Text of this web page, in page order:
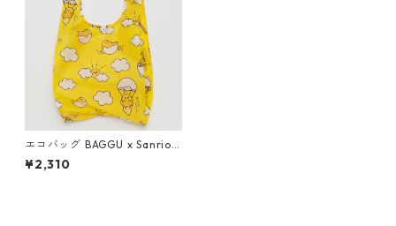
エコバッグ BAGGU x Sanrio
Collection BABY BAGGU ベ
ビーバグゥ バグー サンリオコ
¥2,310